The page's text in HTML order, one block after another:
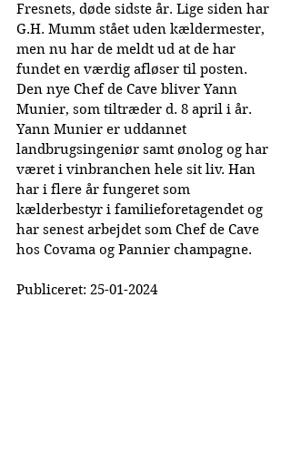
Fresnets, døde sidste år. Lige siden har
G.H. Mumm stået uden kældermester,
men nu har de meldt ud at de har
fundet en værdig afløser til posten.
Den nye Chef de Cave bliver Yann
Munier, som tiltræder d. 8 april i år.
Yann Munier er uddannet
landbrugsingeniør samt ønolog og har
været i vinbranchen hele sit liv. Han
har i flere år fungeret som
kælderbestyr i familieforetagendet og
har senest arbejdet som Chef de Cave
hos Covama og Pannier champagne.
Publiceret: 25-01-2024